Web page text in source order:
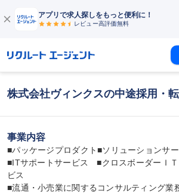
アプリで求人探しをもっと便利に！
レビュー高評価無料
株式会社ヴィンクスの中途採用・
事業内容
■パッケージプロダクト■ソリューションサ
■ITサポートサービス　■クロスボーダーＩ
ビス
■流通・小売業に関するコンサルティング業